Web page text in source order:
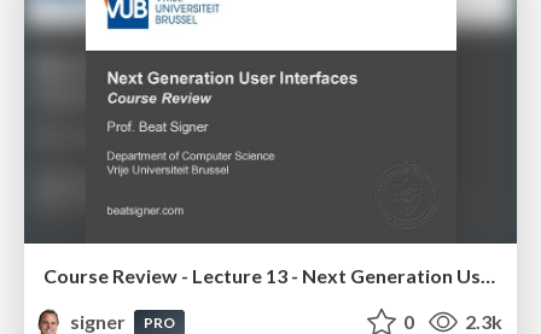
signer
PRO 0 2.3k